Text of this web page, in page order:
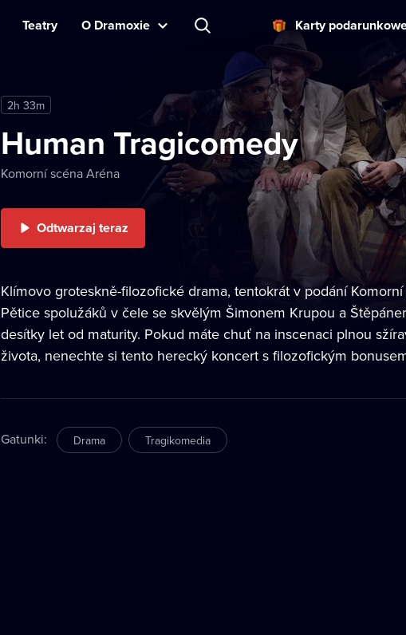
Teatry O Dramoxie Karty
2h 33m
Human Tragicomedy
Komorní scéna Aréna
Odtwarzaj teraz
Klímovo groteskně-filozofické drama, tentokrát v podání
Pětice spolužáků v čele se skvělým Šimonem Krupou a
desítky let od maturity. Pokud máte chuť na inscenaci plnou
života, nenechte si tento herecký koncert s filozofickým
Gatunki: Drama Tragikomedia